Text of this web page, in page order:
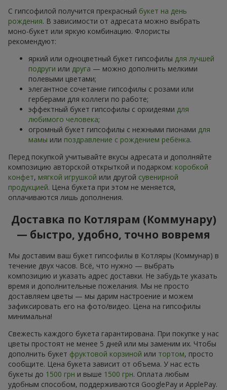
С гипсофилой получится прекрасный букет на день
рождения. В зависимости от адресата можно выбрать
моно-букет или яркую комбинацию. Флористы
рекомендуют:
яркий или одноцветный букет гипсофилы для лучшей
подруги или друга — можно дополнить мелкими
полевыми цветами;
элегантное сочетание гипсофилы с розами или
герберами для коллеги по работе;
эффектный букет гипсофилы с орхидеями для
любимого человека;
огромный букет гипсофилы с нежными пионами для
мамы или поздравление с рождением ребёнка.
Перед покупкой учитывайте вкусы адресата и дополняйте
композицию авторской открыткой и подарком: коробкой
конфет, мягкой игрушкой или другой сувенирной
продукцией. Цена букета при этом не меняется,
оплачиваются лишь дополнения.
Доставка по Котлярам (Коммунару)
— быстро, удобно, точно вовремя
Мы доставим ваш букет гипсофилы в Котляры (Коммунар) в
течение двух часов. Всё, что нужно — выбрать
композицию и указать адрес доставки. Не забудьте указать
время и дополнительные пожелания. Мы не просто
доставляем цветы — мы дарим настроение и можем
зафиксировать его на фото/видео. Цена на гипсофилы
минимальна!
Свежесть каждого букета гарантирована. При покупке у нас
цветы простоят не менее 5 дней или мы заменим их. Чтобы
дополнить букет фруктовой корзиной или тортом, просто
сообщите. Цена букета зависит от объема. У нас есть
букеты до 1500 грн и выше 1500 грн. Оплата любым
удобным способом, поддерживаются GooglePay и ApplePay.